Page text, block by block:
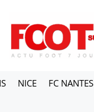
NICE FC NANTES